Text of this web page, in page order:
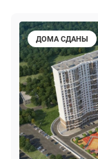
ДОМА СДАНЫ